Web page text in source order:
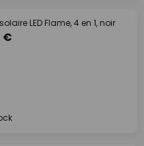
LED Flame, 4 en 1, noir
€